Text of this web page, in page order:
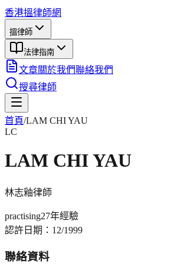
香港搵律師網
搵律師
法律指南
文章關於我們聯絡我們
搜尋律師
首頁/LAM CHI YAU
LC
LAM CHI YAU
林志釉律師
practising27年經驗
認許日期： 12/1999
聯絡資料